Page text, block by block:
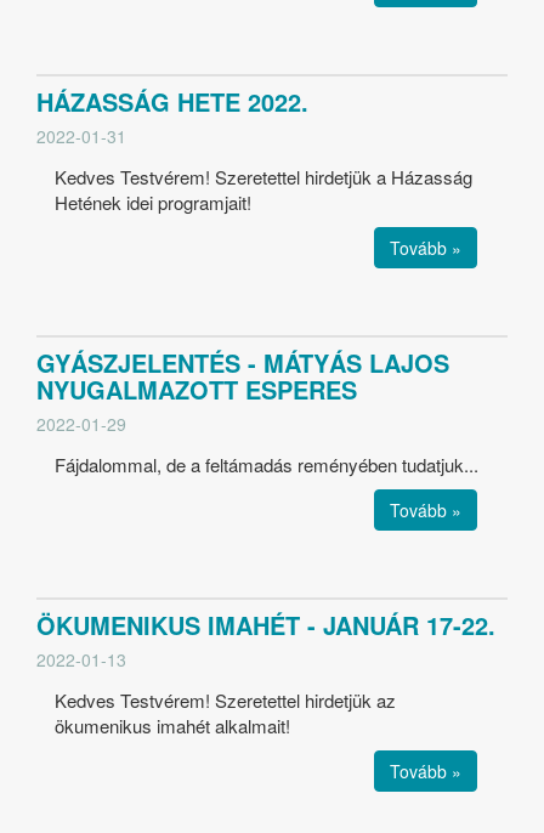
HÁZASSÁG HETE 2022.
2022-01-31
Kedves Testvérem! Szeretettel hirdetjük a Házasság
Hetének idei programjait!
Tovább »
GYÁSZJELENTÉS - MÁTYÁS LAJOS
NYUGALMAZOTT ESPERES
2022-01-29
Fájdalommal, de a feltámadás reményében tudatjuk...
Tovább »
ÖKUMENIKUS IMAHÉT - JANUÁR 17-22.
2022-01-13
Kedves Testvérem! Szeretettel hirdetjük az
ökumenikus imahét alkalmait!
Tovább »